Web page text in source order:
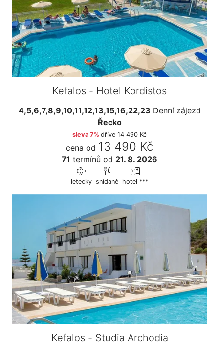
Kefalos - Hotel Kordistos
4,5,6,7,8,9,10,11,12,13,15,16,22,23 Denní zájezd
Řecko
sleva 7% dříve14 490 Kč
cena od 13 490 Kč
71 termínů od 21. 8. 2026
letecky snídaně hotel ***
Kefalos - Studia Archodia